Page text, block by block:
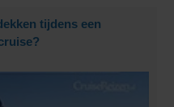
tijdens een